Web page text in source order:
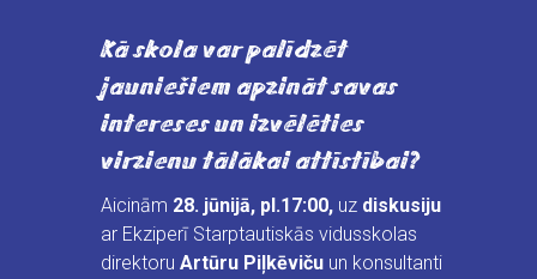
Kā skola var palīdzēt
jauniešiem apzināt savas
intereses un izvēlēties
virzienu tālākai attīstībai?
Aicinām 28. jūnijā, pl.17:00, uz diskusiju
ar Ekziperī Starptautiskās vidusskolas
direktoru Artūru Piļkēviču un konsultanti